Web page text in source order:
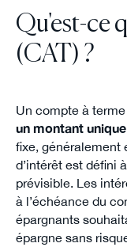
Qu'est-ce
(CAT) ?
Un compte à terme
un montant
fixe, généralement
d’intérêt est défini
prévisible. Les
à l’échéance du
épargnants
épargne sans